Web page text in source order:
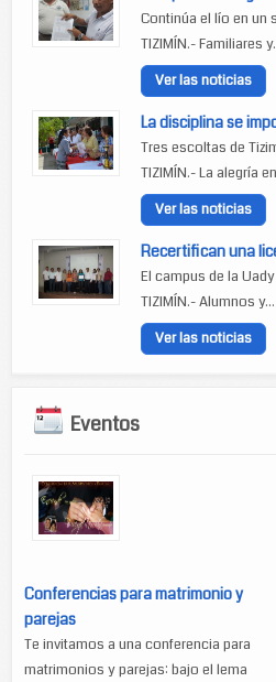
Continúa el lío en un
TIZIMÍN.- Familiares
Ver las noticias
La disciplina se
Tres escoltas de
TIZIMÍN.- La alegría
Ver las noticias
Recertifican una
El campus de la
TIZIMÍN.- Alumnos y...
Ver las noticias
Eventos
Conferencias para matrimonio y
parejas
Te invitamos a una conferencia para
matrimonios y parejas: bajo el lema